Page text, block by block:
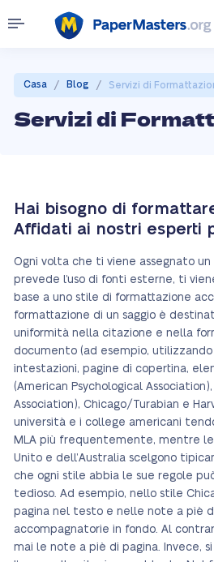
Casa / Blog / Servizi di
Servizi di
Hai bisogno di
Affidati ai nostri esperti
Ogni volta che ti viene assegnato
prevede l’uso di fonti esterne, ti
base a uno stile di formattazione
formattazione di un saggio è
uniformità nella citazione e nella
documento (ad esempio,
intestazioni, pagine di copertina,
(American Psychological
Association), Chicago/Turabian e
università e i college americani
MLA più frequentemente, mentre
Unito e dell’Australia scelgono
che ogni stile abbia le sue regole
tedioso. Ad esempio, nello stile
pagina nel testo e nelle note a piè
accompagnatorie in fondo. Al
mai le note a piè di pagina. Invece,